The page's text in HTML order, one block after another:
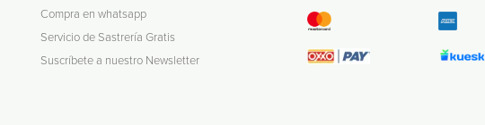
Compra en whatsapp
Servicio de Sastrería Gratis
Suscríbete a nuestro Newsletter